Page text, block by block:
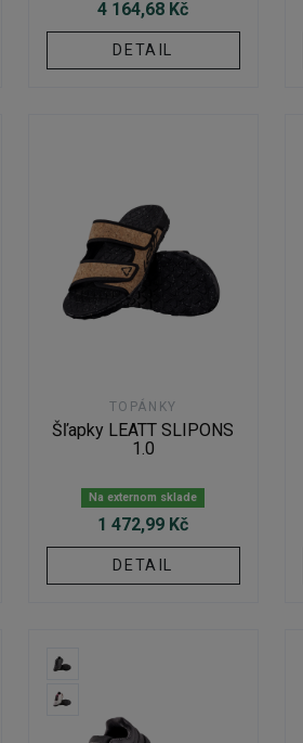
4 164,68 Kč
DETAIL
TOPÁNKY
Šľapky LEATT SLIPONS
1.0
Na externom sklade
1 472,99 Kč
DETAIL